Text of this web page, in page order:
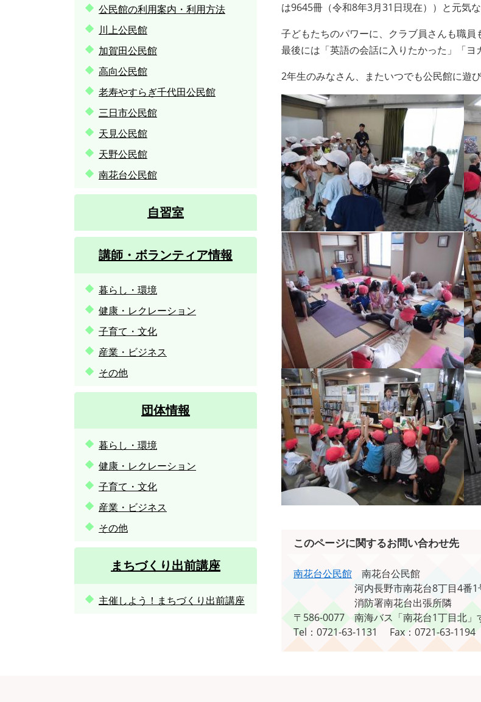
は9645冊（令和8年3月31日現在））と元気
子どもたちのパワーに、クラブ員さんも職員
最後には「英語の会話に入りたかった」「ヨ
2年生のみなさん、またいつでも公民館に遊
このページに関するお問い合わせ先
南花台公民館 南花台公民館
〒586-0077
河内長野市南花台8丁目4番1
消防署南花台出張所隣
南海バス「南花台1丁目北」
Tel：0721-63-1131
Fax：0721-63-1194
公民館の利用案内・利用方法
川上公民館
加賀田公民館
高向公民館
老寿やすらぎ千代田公民館
三日市公民館
天見公民館
天野公民館
南花台公民館
自習室
講師・ボランティア情報
暮らし・環境
健康・レクレーション
子育て・文化
産業・ビジネス
その他
団体情報
暮らし・環境
健康・レクレーション
子育て・文化
産業・ビジネス
その他
まちづくり出前講座
主催しよう！まちづくり出前講座